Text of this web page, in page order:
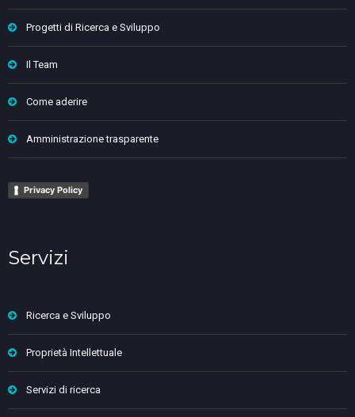
Progetti di Ricerca e Sviluppo
Il Team
Come aderire
Amministrazione trasparente
Privacy Policy
Servizi
Ricerca e Sviluppo
Proprietà Intellettuale
Servizi di ricerca